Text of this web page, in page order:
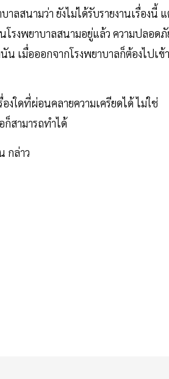
สนามว่า ยังไม่ได้รับรายงานเรื่องนี้
โรงพยาบาลสนามอยู่แล้ว ความปลอด
เมื่อออกจากโรงพยาบาลก็ต้องไปเข้า
งใดที่ผ่อนคลายความเครียดได้ ไม่ใช่
สามารถทำได้
กล่าว